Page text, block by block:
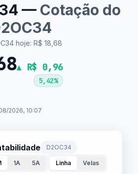
— Cotação do
hoje: R$ 18,68
▲ R$ 0,96
5,42%
2026, 10:07
D2OC34
1A 5A Linha Velas